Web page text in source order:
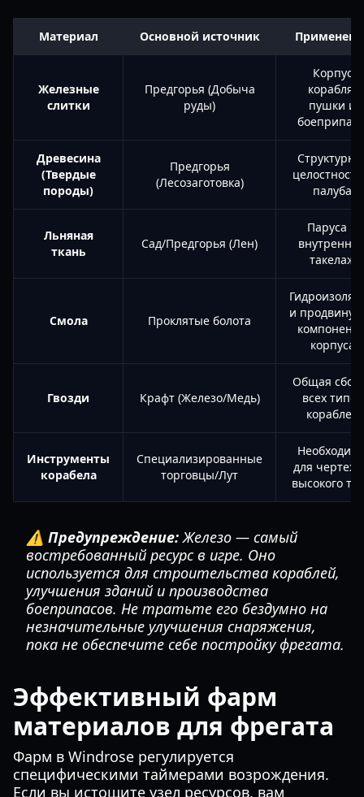
Материал Основной источник
Железные
слитки
Предгорья (Добыча
руды)
Корпус
корабля,
пушки и
Древесина
(Твердые
породы)
Предгорья
(Лесозаготовка)
палуба
Льняная
ткань
Сад/Предгорья (Лен)
Паруса и
такелаж
Смола Проклятые болота
и
корпуса
Гвозди Крафт (Железо/Медь)
Общая
всех типов
кораблей
Инструменты
корабела
Специализированные
торговцы/Лут
для
высокого
⚠️ Предупреждение:Железо — самый
востребованный ресурс в игре. Оно
используется для строительства кораблей,
улучшения зданий и производства
боеприпасов. Не тратьте его бездумно на
незначительные улучшения снаряжения,
пока не обеспечите себе постройку фрегата.
Эффективный фарм
материалов для фрегата
Фарм в Windrose регулируется
специфическими таймерами возрождения.
Если вы истощите узел ресурсов, вам